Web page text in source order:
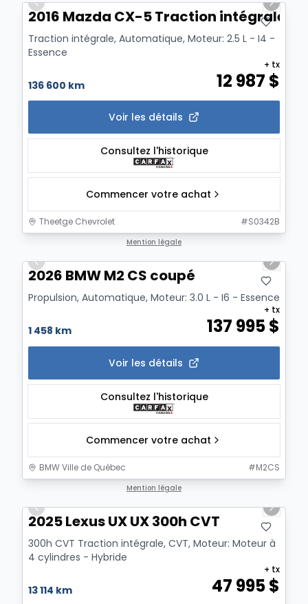
Previous slide
Next
2016 Mazda CX-5 Traction intégrale GS
Traction intégrale, Automatique, Moteur: 2.5 L - I4 -
Essence
136 600 km 12 987 $
+ tx
Voir les détails
Consultez l'historique
Commencer votre achat
Theetge Chevrolet #S0342B
Mention légale
Previous slide
Next
2026 BMW M2 CS coupé
Propulsion, Automatique, Moteur: 3.0 L - I6 - Essence
1 458 km 137 995$
+ tx
Voir les détails
Consultez l'historique
Commencer votre achat
BMW Ville de Québec #M2CS
Mention légale
Previous slide
Next
2025 Lexus UX UX 300h CVT
300h CVT Traction intégrale, CVT, Moteur: Moteur à
4 cylindres - Hybride
13 114 km 47 995$
+ tx